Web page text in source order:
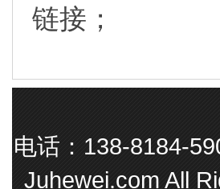
链接；
电话：138-8184-
Juhewei.com All